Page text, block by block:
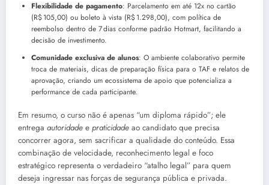
Flexibilidade de pagamento: Parcelamento em até 12x no cartão
(R$ 105,00) ou boleto à vista (R$ 1.298,00), com política de
reembolso dentro de 7 dias conforme padrão Hotmart, facilitando a
decisão de investimento.
Comunidade exclusiva de alunos: O ambiente colaborativo permite
troca de materiais, dicas de preparação física para o TAF e relatos de
aprovação, criando um ecossistema de apoio que potencializa a
performance de cada participante.
Em resumo, o curso não é apenas “um diploma rápido”; ele
entrega autoridade e praticidade ao candidato que precisa
concorrer agora, sem sacrificar a qualidade do conteúdo. Essa
combinação de velocidade, reconhecimento legal e foco
estratégico representa o verdadeiro “atalho legal” para quem
deseja ingressar nas forças de segurança pública e privada.